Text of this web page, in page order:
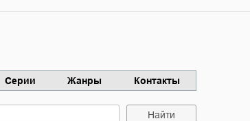
Серии Жанры Контакты
Найти